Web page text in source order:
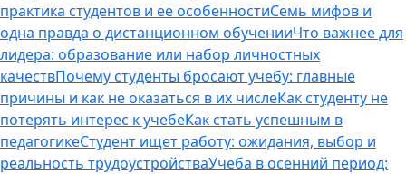
практика студентов и ее особенностиСемь мифов и
одна правда о дистанционном обученииЧто важнее для
лидера: образование или набор личностных
качествПочему студенты бросают учебу: главные
причины и как не оказаться в их числеКак студенту не
потерять интерес к учебеКак стать успешным в
педагогикеСтудент ищет работу: ожидания, выбор и
реальность трудоустройстваУчеба в осенний период: